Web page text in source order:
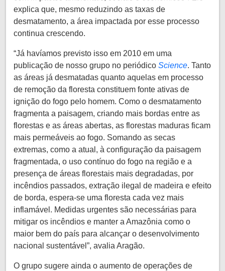
explica que, mesmo reduzindo as taxas de
desmatamento, a área impactada por esse processo
continua crescendo.
“Já havíamos previsto isso em 2010 em uma
publicação de nosso grupo no periódico Science. Tanto
as áreas já desmatadas quanto aquelas em processo
de remoção da floresta constituem fonte ativas de
ignição do fogo pelo homem. Como o desmatamento
fragmenta a paisagem, criando mais bordas entre as
florestas e as áreas abertas, as florestas maduras ficam
mais permeáveis ao fogo. Somando as secas
extremas, como a atual, à configuração da paisagem
fragmentada, o uso contínuo do fogo na região e a
presença de áreas florestais mais degradadas, por
incêndios passados, extração ilegal de madeira e efeito
de borda, espera-se uma floresta cada vez mais
inflamável. Medidas urgentes são necessárias para
mitigar os incêndios e manter a Amazônia como o
maior bem do país para alcançar o desenvolvimento
nacional sustentável”, avalia Aragão.
O grupo sugere ainda o aumento de operações de